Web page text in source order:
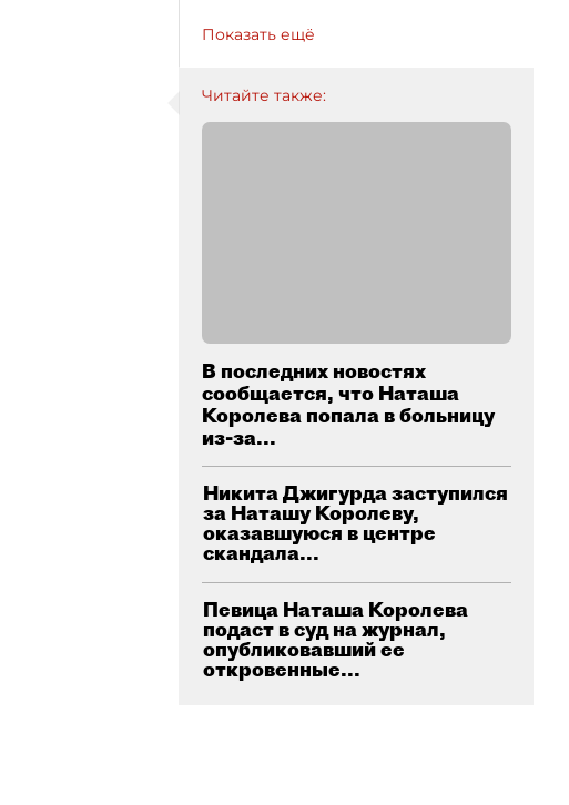
Показать ещё
Читайте также:
В последних новостях
сообщается, что Наташа
Королева попала в больницу
из-за...
Никита Джигурда заступился
за Наташу Королеву,
оказавшуюся в центре
скандала...
Певица Наташа Королева
подаст в суд на журнал,
опубликовавший ее
откровенные...